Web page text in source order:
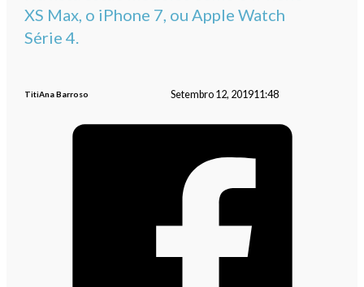
XS Max, o iPhone 7, ou Apple Watch
Série 4.
TitiAna Barroso Setembro 12, 201911:48